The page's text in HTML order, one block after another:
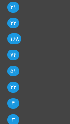
۳۱
۲۲
۱۶۸
۷۴
۵۱
۳۳
۴
۳